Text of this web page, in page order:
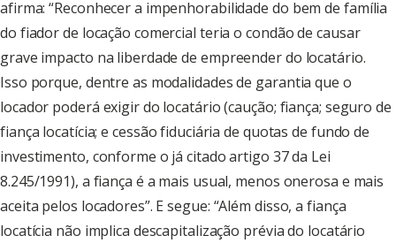
afirma: “Reconhecer a impenhorabilidade do bem de família
do fiador de locação comercial teria o condão de causar
grave impacto na liberdade de empreender do locatário.
Isso porque, dentre as modalidades de garantia que o
locador poderá exigir do locatário (caução; fiança; seguro de
fiança locatícia; e cessão fiduciária de quotas de fundo de
investimento, conforme o já citado artigo 37 da Lei
8.245/1991), a fiança é a mais usual, menos onerosa e mais
aceita pelos locadores”. E segue: “Além disso, a fiança
locatícia não implica descapitalização prévia do locatário